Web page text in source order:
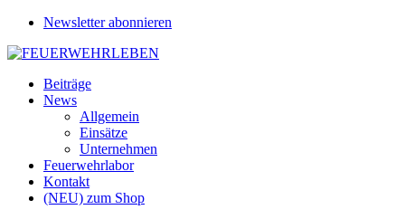
Newsletter abonnieren
Beiträge
News
Allgemein
Einsätze
Unternehmen
Feuerwehrlabor
Kontakt
(NEU) zum Shop